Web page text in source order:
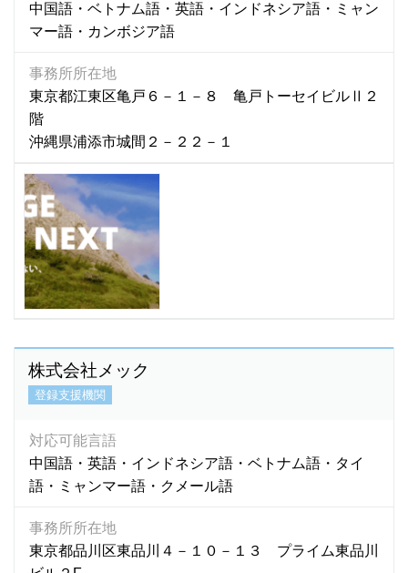
中国語・ベトナム語・英語・インドネシア語・ミャン
マー語・カンボジア語
事務所所在地
東京都江東区亀戸６－１－８ 亀戸トーセイビルⅡ２
階
沖縄県浦添市城間２－２２－１
株式会社メック
登録支援機関
対応可能言語
中国語・英語・インドネシア語・ベトナム語・タイ
語・ミャンマー語・クメール語
事務所所在地
東京都品川区東品川４－１０－１３ プライム東品川